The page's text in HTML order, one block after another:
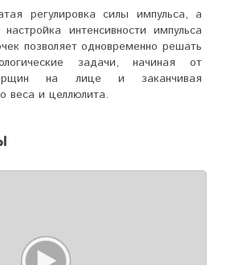
регулировка силы импульса, а
интенсивности импульса
позволяет одновременно решать
задачи, начиная от
на лице и заканчивая
веса и целлюлита.